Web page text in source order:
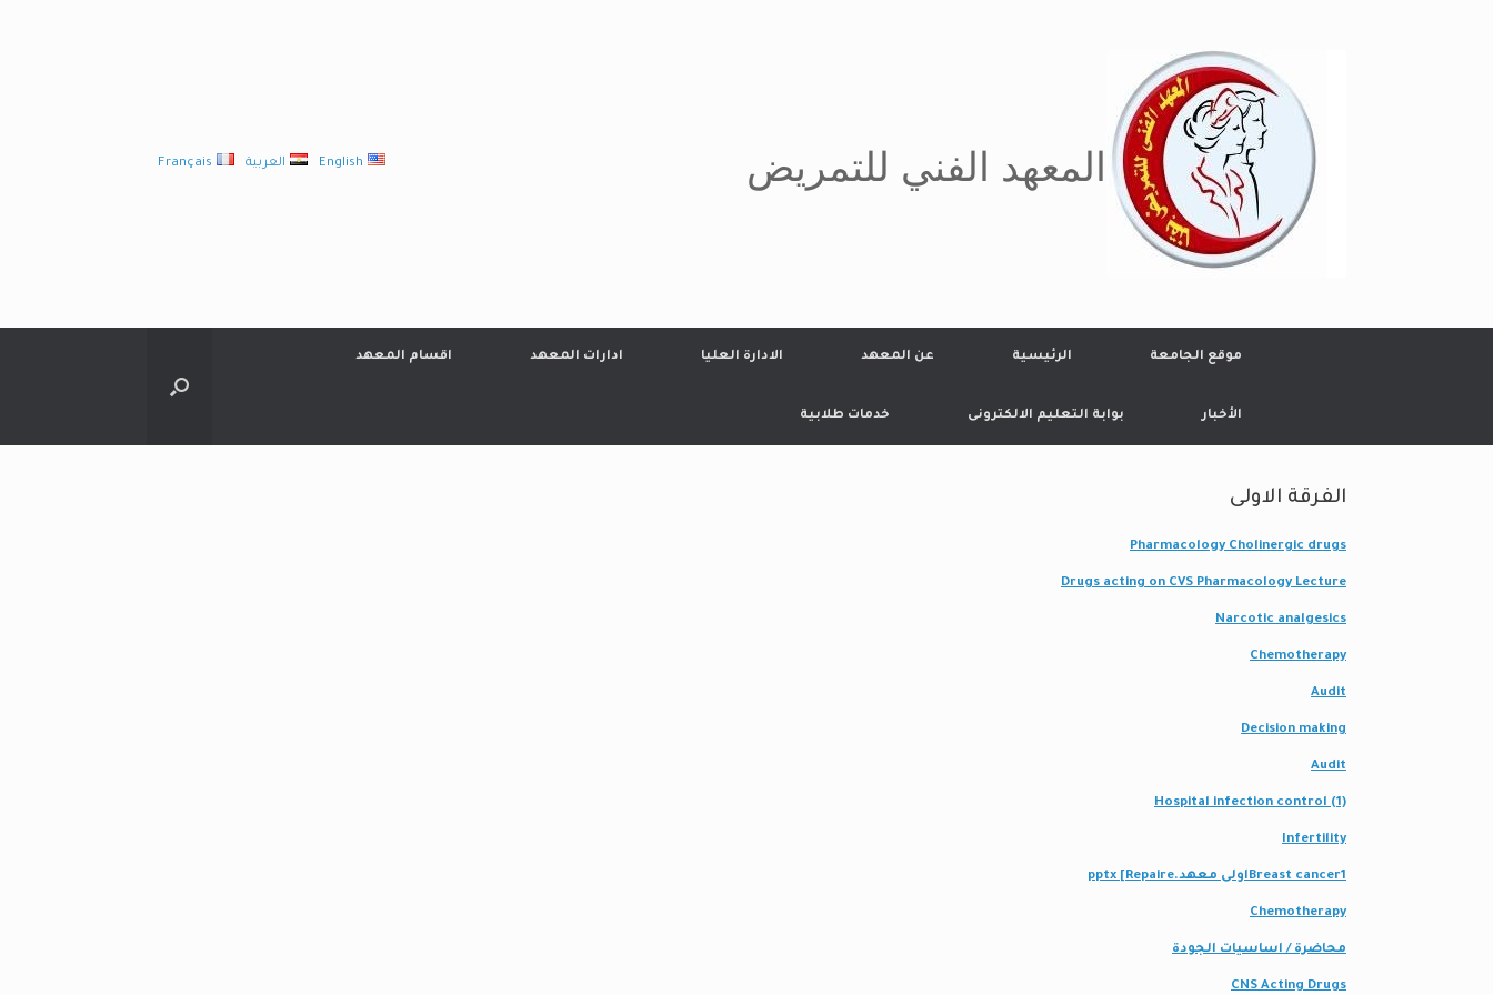
المعهد الفني للتمريض Français العربية English
موقع الجامعة الرئيسية عن المعهد الادارة العليا ادارات المعهد اقسام المعهد
الأخبار بوابة التعليم الالكترونى خدمات طلابية
الفرقة الاولى
Pharmacology Cholinergic drugs
Drugs acting on CVS Pharmacology Lecture
Narcotic analgesics
Chemotherapy
Audit
Decision making
Audit
Hospital infection control (1)
Infertility
Breast cancer1اولى معهد.pptx [Repaire
Chemotherapy
محاضرة / اساسيات الجودة
CNS Acting Drugs